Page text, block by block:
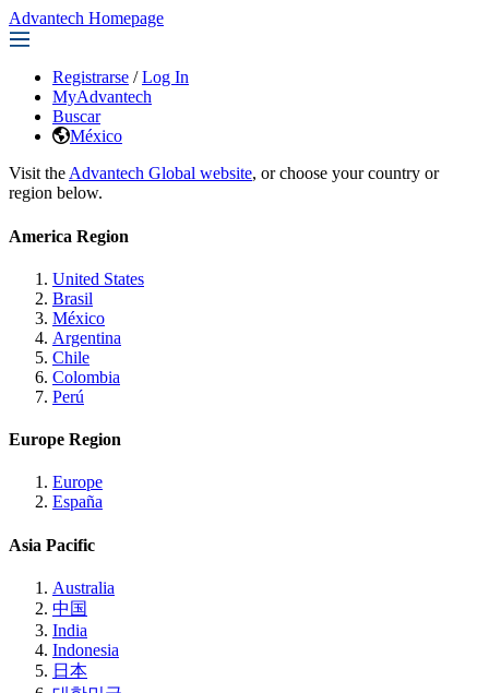
Advantech Homepage
Registrarse / Log In
MyAdvantech
Buscar
México
Visit the Advantech Global website, or choose your country or
region below.
America Region
United States
Brasil
México
Argentina
Chile
Colombia
Perú
Europe Region
Europe
España
Asia Pacific
Australia
中国
India
Indonesia
日本